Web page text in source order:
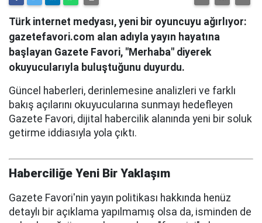
Türk internet medyası, yeni bir oyuncuyu ağırlıyor:
gazetefavori.com alan adıyla yayın hayatına
başlayan Gazete Favori, "Merhaba" diyerek
okuyucularıyla buluştuğunu duyurdu.
Güncel haberleri, derinlemesine analizleri ve farklı
bakış açılarını okuyucularına sunmayı hedefleyen
Gazete Favori, dijital habercilik alanında yeni bir soluk
getirme iddiasıyla yola çıktı.
Haberciliğe Yeni Bir Yaklaşım
Gazete Favori'nin yayın politikası hakkında henüz
detaylı bir açıklama yapılmamış olsa da, isminden de